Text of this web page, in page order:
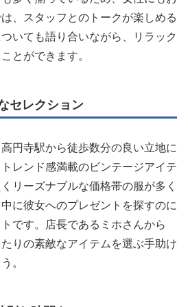
、スタッフとのトークが楽しめる
いても語り合いながら、リラック
とができます。
セレクション
円寺駅から徒歩数分の良い立地に
レンド感満載のビンテージアイテ
リーズナブルな価格帯の服が多く
に彼女へのプレゼントを探すのに
です。店長であるミホさんから
りの素敵なアイテムを選ぶ手助け
。